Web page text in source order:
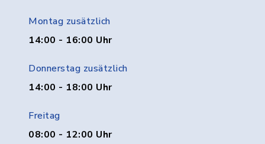
Montag zusätzlich
14:00 - 16:00 Uhr
Donnerstag zusätzlich
14:00 - 18:00 Uhr
Freitag
08:00 - 12:00 Uhr